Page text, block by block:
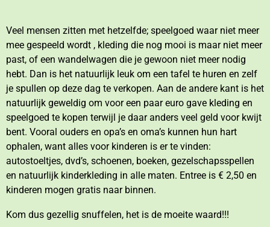
Veel mensen zitten met hetzelfde; speelgoed waar niet meer
mee gespeeld wordt , kleding die nog mooi is maar niet meer
past, of een wandelwagen die je gewoon niet meer nodig
hebt. Dan is het natuurlijk leuk om een tafel te huren en zelf
je spullen op deze dag te verkopen. Aan de andere kant is het
natuurlijk geweldig om voor een paar euro gave kleding en
speelgoed te kopen terwijl je daar anders veel geld voor kwijt
bent. Vooral ouders en opa’s en oma’s kunnen hun hart
ophalen, want alles voor kinderen is er te vinden:
autostoeltjes, dvd’s, schoenen, boeken, gezelschapsspellen
en natuurlijk kinderkleding in alle maten. Entree is € 2,50 en
kinderen mogen gratis naar binnen.
Kom dus gezellig snuffelen, het is de moeite waard!!!